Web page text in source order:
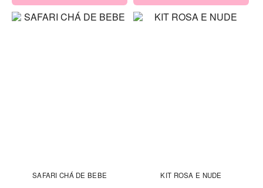
SAFARI CHÁ DE BEBE KIT ROSA E NUDE